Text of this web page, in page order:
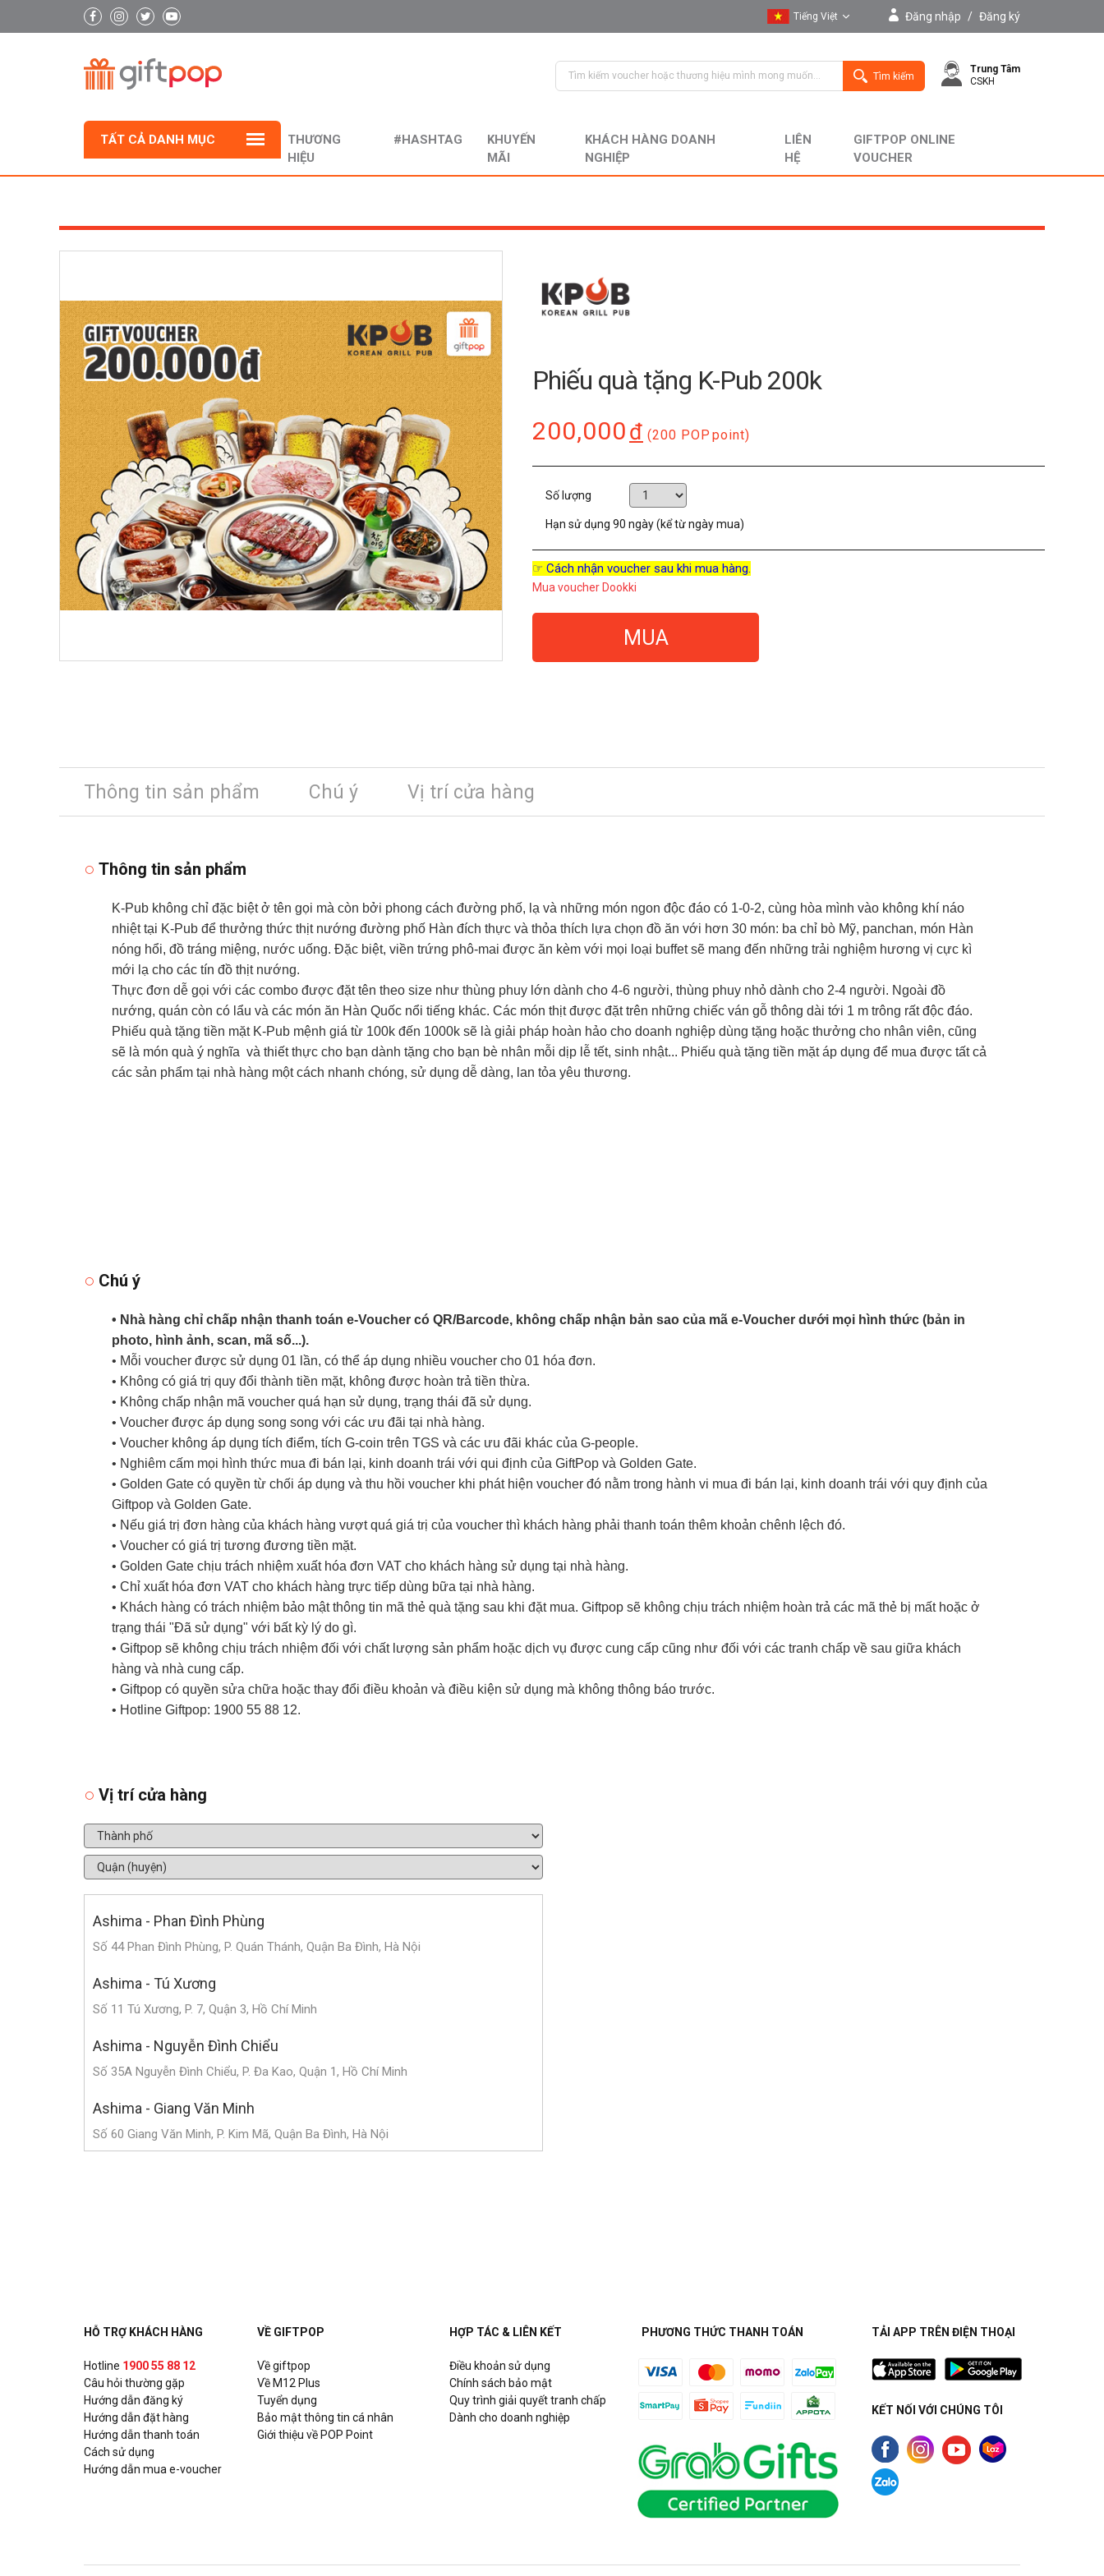
Tiếng Việt
English
Đăng nhập / Đăng ký
Tìm kiếm
Trung Tâm
CSKH
TẤT CẢ DANH MỤC
THƯƠNG
HIỆU
#HASHTAG
KHUYẾN
MÃI
KHÁCH HÀNG DOANH
NGHIỆP
LIÊN
HỆ
GIFTPOP ONLINE
VOUCHER
Phiếu quà tặng K-Pub 200k
200,000đ (200 POP point)
Số lượng
Hạn sử dụng 90 ngày (kể từ ngày mua)
☞ Cách nhận voucher sau khi mua hàng.
Mua voucher Dookki
MUA
Thông tin sản phẩm Chú ý Vị trí cửa hàng
Thông tin sản phẩm
K-Pub không chỉ đặc biệt ở tên gọi mà còn bởi phong cách đường phố, lạ và những món ngon độc đáo có 1-0-2, cùng hòa mình vào không khí náo
nhiệt tại K-Pub để thưởng thức thịt nướng đường phố Hàn đích thực và thỏa thích lựa chọn đồ ăn với hơn 30 món: ba chỉ bò Mỹ, panchan, món Hàn
nóng hổi, đồ tráng miệng, nước uống. Đặc biệt, viền trứng phô-mai được ăn kèm với mọi loại buffet sẽ mang đến những trải nghiệm hương vị cực kì
mới lạ cho các tín đồ thịt nướng.
Thực đơn dễ gọi với các combo được đặt tên theo size như thùng phuy lớn dành cho 4-6 người, thùng phuy nhỏ dành cho 2-4 người. Ngoài đồ
nướng, quán còn có lẩu và các món ăn Hàn Quốc nổi tiếng khác. Các món thịt được đặt trên những chiếc ván gỗ thông dài tới 1 m trông rất độc đáo.
Phiếu quà tặng tiền mặt K-Pub mệnh giá từ 100k đến 1000k sẽ là giải pháp hoàn hảo cho doanh nghiệp dùng tặng hoặc thưởng cho nhân viên, cũng
sẽ là món quà ý nghĩa và thiết thực cho bạn dành tặng cho bạn bè nhân mỗi dịp lễ tết, sinh nhật... Phiếu quà tặng tiền mặt áp dụng để mua được tất cả
các sản phẩm tại nhà hàng một cách nhanh chóng, sử dụng dễ dàng, lan tỏa yêu thương.
Chú ý
• Nhà hàng chỉ chấp nhận thanh toán e-Voucher có QR/Barcode, không chấp nhận bản sao của mã e-Voucher dưới mọi hình thức (bản in
photo, hình ảnh, scan, mã số...).
• Mỗi voucher được sử dụng 01 lần, có thể áp dụng nhiều voucher cho 01 hóa đơn.
• Không có giá trị quy đổi thành tiền mặt, không được hoàn trả tiền thừa.
• Không chấp nhận mã voucher quá hạn sử dụng, trạng thái đã sử dụng.
• Voucher được áp dụng song song với các ưu đãi tại nhà hàng.
• Voucher không áp dụng tích điểm, tích G-coin trên TGS và các ưu đãi khác của G-people.
• Nghiêm cấm mọi hình thức mua đi bán lại, kinh doanh trái với qui định của GiftPop và Golden Gate.
• Golden Gate có quyền từ chối áp dụng và thu hồi voucher khi phát hiện voucher đó nằm trong hành vi mua đi bán lại, kinh doanh trái với quy định của
Giftpop và Golden Gate.
• Nếu giá trị đơn hàng của khách hàng vượt quá giá trị của voucher thì khách hàng phải thanh toán thêm khoản chênh lệch đó.
• Voucher có giá trị tương đương tiền mặt.
• Golden Gate chịu trách nhiệm xuất hóa đơn VAT cho khách hàng sử dụng tại nhà hàng.
• Chỉ xuất hóa đơn VAT cho khách hàng trực tiếp dùng bữa tại nhà hàng.
• Khách hàng có trách nhiệm bảo mật thông tin mã thẻ quà tặng sau khi đặt mua. Giftpop sẽ không chịu trách nhiệm hoàn trả các mã thẻ bị mất hoặc ở
trạng thái "Đã sử dụng" với bất kỳ lý do gì.
• Giftpop sẽ không chịu trách nhiệm đối với chất lượng sản phẩm hoặc dịch vụ được cung cấp cũng như đối với các tranh chấp về sau giữa khách
hàng và nhà cung cấp.
• Giftpop có quyền sửa chữa hoặc thay đổi điều khoản và điều kiện sử dụng mà không thông báo trước.
• Hotline Giftpop: 1900 55 88 12.
Vị trí cửa hàng
Ashima - Phan Đình Phùng
Số 44 Phan Đình Phùng, P. Quán Thánh, Quận Ba Đình, Hà Nội
Ashima - Tú Xương
Số 11 Tú Xương, P. 7, Quận 3, Hồ Chí Minh
Ashima - Nguyễn Đình Chiểu
Số 35A Nguyễn Đình Chiểu, P. Đa Kao, Quận 1, Hồ Chí Minh
Ashima - Giang Văn Minh
Số 60 Giang Văn Minh, P. Kim Mã, Quận Ba Đình, Hà Nội
Tòa nhà UDIC N04 Hoàng Đạo Thúy, P. Trung Hòa, Quận Cầu Giấy, Hà Nội
Ashima - Xuân Thủy
Số 93 Xuân Thủy, P. Thảo Điền, Quận 2, Hồ Chí Minh
Ashima - Nguyễn Trãi
Số 331A Nguyễn Trãi, P. Nguyễn Cư Trinh, Quận 1, Hồ Chí Minh
Gogi House - KNG Mall Phú Mỹ Vũng Tàu
HỖ TRỢ KHÁCH HÀNG
Hotline 1900 55 88 12
Câu hỏi thường gặp
Hướng dẫn đăng ký
Hướng dẫn đặt hàng
Hướng dẫn thanh toán
Cách sử dụng
Hướng dẫn mua e-voucher
VỀ GIFTPOP
Về giftpop
Về M12 Plus
Tuyển dụng
Bảo mật thông tin cá nhân
Giới thiệu về POP Point
HỢP TÁC & LIÊN KẾT
Điều khoản sử dụng
Chính sách bảo mật
Quy trình giải quyết tranh chấp
Dành cho doanh nghiệp
PHƯƠNG THỨC THANH TOÁN TẢI APP TRÊN ĐIỆN THOẠI
KẾT NỐI VỚI CHÚNG TÔI